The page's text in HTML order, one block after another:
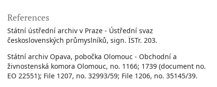
References
Státní ústřední archiv v Praze - Ústřední svaz
československých průmyslníků, sign. ÏSTr. 203.
Státní archiv Opava, pobočka Olomouc - Obchodní a
živnostenská komora Olomouc, no. 1166; 1739 (document no.
EO 22551); File 1207, no. 32993/59; File 1206, no. 35145/39.